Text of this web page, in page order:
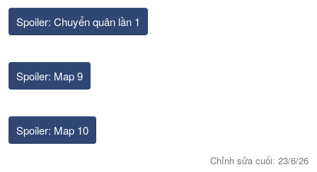
Spoiler: Chuyển quân lần 1
Spoiler: Map 9
Spoiler: Map 10
Chỉnh sửa cuối: 23/6/26